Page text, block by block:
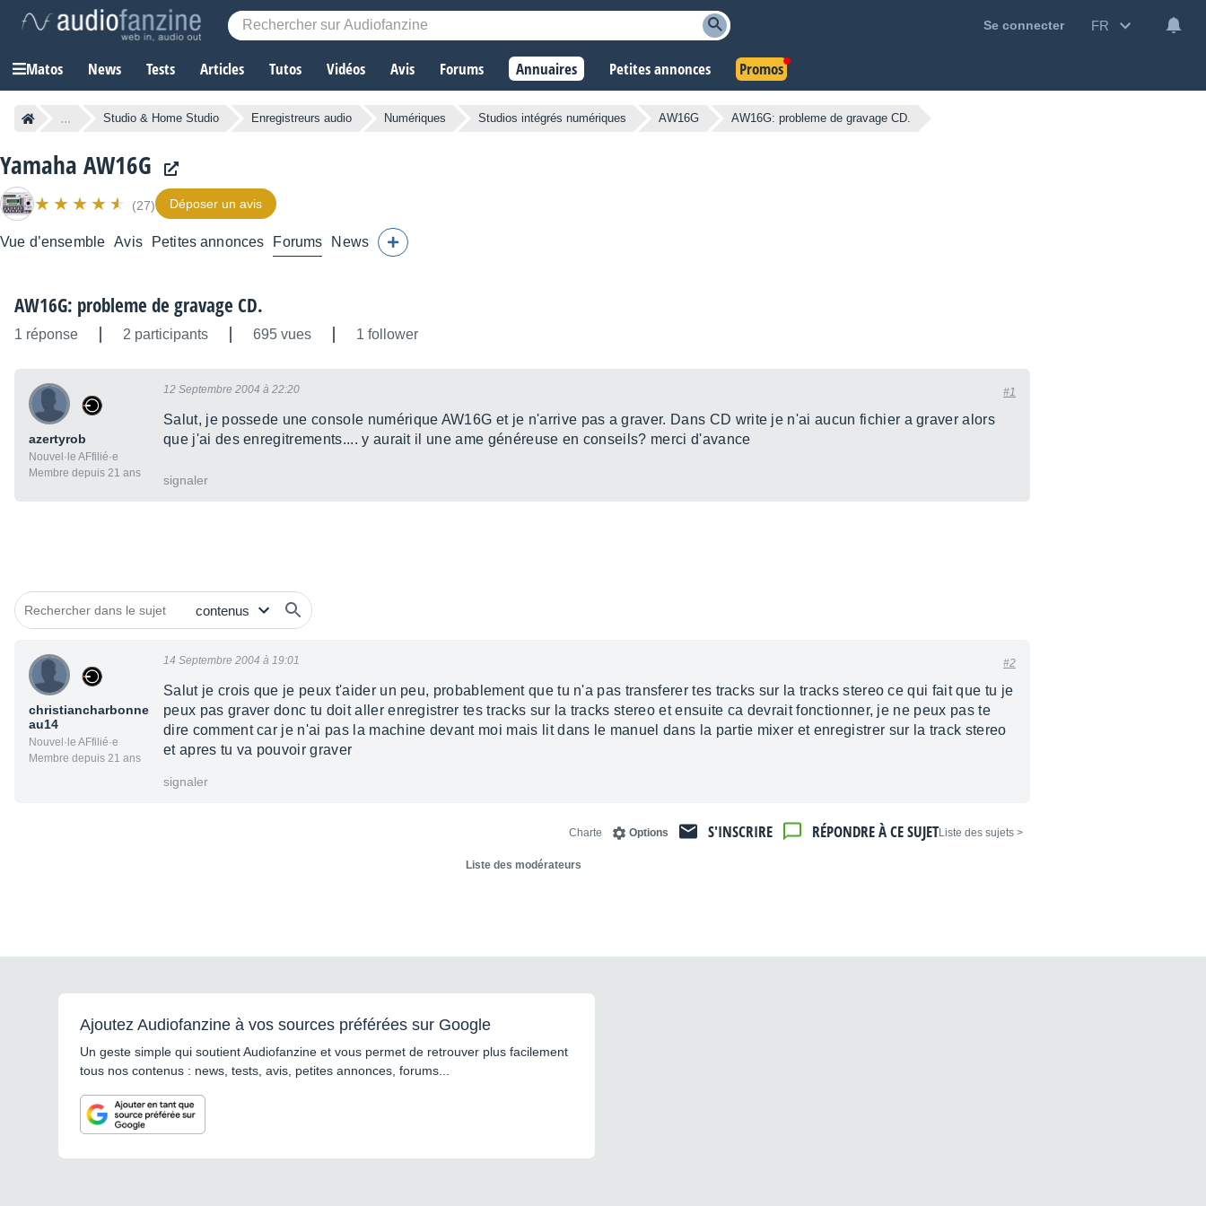
Se connecter FR
Matos News Tests Articles Tutos Vidéos Avis Forums Annuaires Petites annonces Promos
... Studio & Home Studio Enregistreurs audio Numériques Studios intégrés numériques AW16G AW16G: probleme de gravage CD.
Yamaha AW16G
(27) Déposer un avis
Vue d’ensemble Avis Petites annonces Forums News
AW16G: probleme de gravage CD.
1 réponse 2 participants 695 vues 1 follower
azertyrob
Nouvel·le AFfilié·e
Membre depuis 21 ans
12 Septembre 2004 à 22:20 #1
Salut, je possede une console numérique AW16G et je n'arrive pas a graver. Dans CD write je n'ai aucun fichier a graver alors
que j'ai des enregitrements.... y aurait il une ame généreuse en conseils? merci d'avance
signaler
christiancharbonne
au14
Nouvel·le AFfilié·e
Membre depuis 21 ans
14 Septembre 2004 à 19:01 #2
Salut je crois que je peux t'aider un peu, probablement que tu n'a pas transferer tes tracks sur la tracks stereo ce qui fait que tu je
peux pas graver donc tu doit aller enregistrer tes tracks sur la tracks stereo et ensuite ca devrait fonctionner, je ne peux pas te
dire comment car je n'ai pas la machine devant moi mais lit dans le manuel dans la partie mixer et enregistrer sur la track stereo
et apres tu va pouvoir graver
signaler
< Liste des sujets
RÉPONDRE À CE SUJET
S'INSCRIRE
Options
Charte
Liste des modérateurs
Ajoutez Audiofanzine à vos sources préférées sur Google
Un geste simple qui soutient Audiofanzine et vous permet de retrouver plus facilement
tous nos contenus : news, tests, avis, petites annonces, forums...